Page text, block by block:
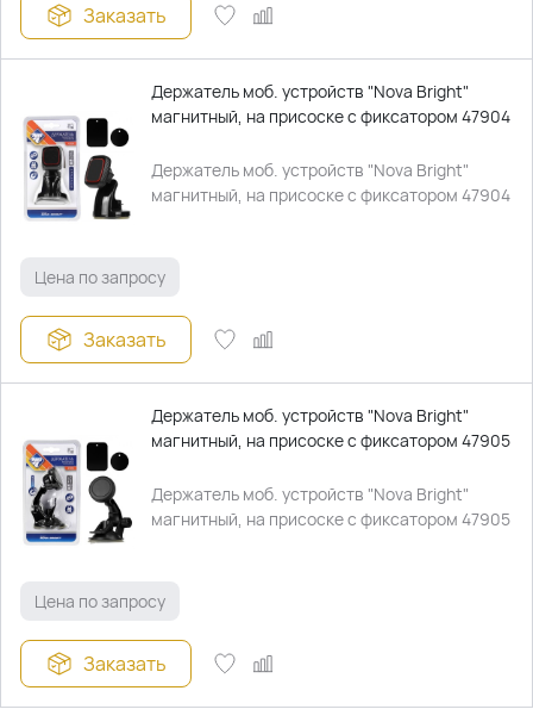
Заказать
Держатель моб. устройств "Nova Bright"
магнитный, на присоске с фиксатором 47904
Держатель моб. устройств "Nova Bright"
магнитный, на присоске с фиксатором 47904
Цена по запросу
Заказать
Держатель моб. устройств "Nova Bright"
магнитный, на присоске с фиксатором 47905
Держатель моб. устройств "Nova Bright"
магнитный, на присоске с фиксатором 47905
Цена по запросу
Заказать